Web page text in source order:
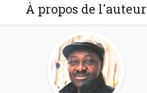
À propos de l'auteur